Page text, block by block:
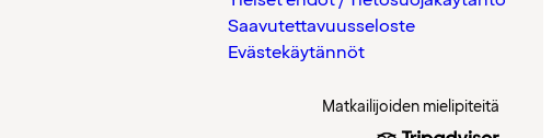
Saavutettavuusseloste
Evästekäytännöt
Matkailijoiden mielipiteitä